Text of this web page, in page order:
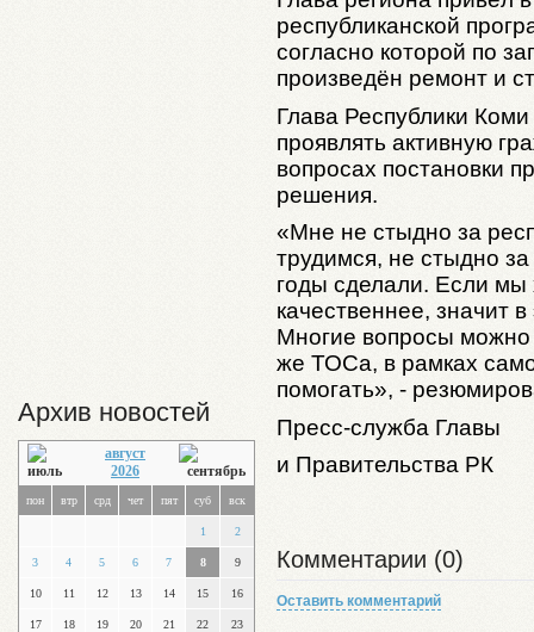
Архив новостей
август
2026
пон втр срд чет пят суб вск
1 2
3 4 5 6 7 8 9
10 11 12 13 14 15 16
17 18 19 20 21 22 23
республиканской
согласно которой по
произведён ремонт и
Глава Республики
проявлять активную
вопросах постановки
решения.
«Мне не стыдно за
трудимся, не стыдно
годы сделали. Если мы
качественнее, значит
Многие вопросы можно
же ТОСа, в рамках
помогать», -
Пресс-служба Главы
и Правительства РК
Комментарии (0)
Оставить комментарий